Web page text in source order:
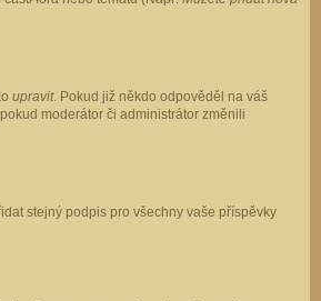
upravit. Pokud již někdo odpověděl na váš
moderátor či administrátor změnili
stejný podpis pro všechny vaše příspěvky